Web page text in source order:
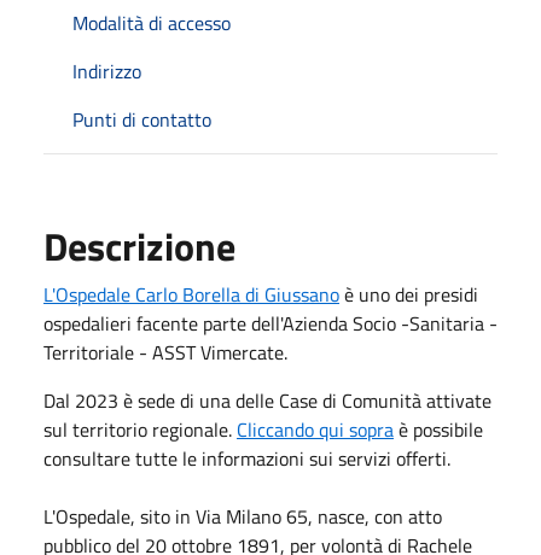
Modalità di accesso
Indirizzo
Punti di contatto
Descrizione
L'Ospedale Carlo Borella di Giussanoè uno dei presidi
ospedalieri facente parte dell'Azienda Socio -Sanitaria -
Territoriale - ASST Vimercate.
Dal 2023 è sede di una delle Case di Comunità attivate
sul territorio regionale. Cliccando qui sopraè possibile
consultare tutte le informazioni sui servizi offerti.
L'Ospedale, sito in Via Milano 65, nasce, con atto
pubblico del 20 ottobre 1891, per volontà di Rachele